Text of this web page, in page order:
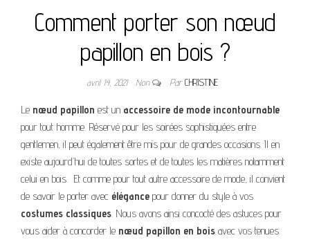
Comment porter son nœud
papillon en bois ?
avril 14, 2021 Non ParCHRISTINE
Le nœud papillon est un accessoire de mode incontournable
pour tout homme. Réservé pour les soirées sophistiquées entre
gentlemen, il peut également être mis pour de grandes occasions. Il en
existe aujourd’hui de toutes sortes et de toutes les matières notamment
celui en bois. Et comme pour tout autre accessoire de mode, il convient
de savoir le porter avec élégance pour donner du style à vos
costumes classiques . Nous avons ainsi concocté des astuces pour
vous aider à concorder le nœud papillon en bois avec vos tenues.